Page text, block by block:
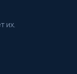
их.